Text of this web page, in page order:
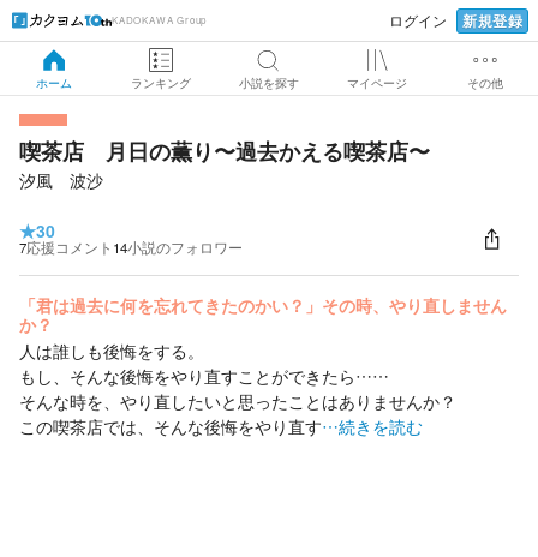
KADOKAWA Group ログイン 新規登録
ホーム ランキング 小説を探す マイページ その他
喫茶店 月日の薫り〜過去かえる喫茶店〜
汐風 波沙
★30
7応援コメント 14小説のフォロワー
「君は過去に何を忘れてきたのかい？」その時、やり直しません
か？
人は誰しも後悔をする。
もし、そんな後悔をやり直すことができたら……
そんな時を、やり直したいと思ったことはありませんか？
この喫茶店では、そんな後悔をやり直す…続きを読む